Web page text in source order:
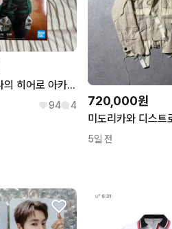
이치방쿠지 나의 히어로 아카데미아 C상 바쿠고 피규어
94 4 720,000원
5일 전